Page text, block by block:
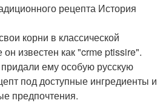
рецепта История
корни в классической
он известен как "crme ptissire".
ему особую русскую
под доступные ингредиенты и
предпочтения.